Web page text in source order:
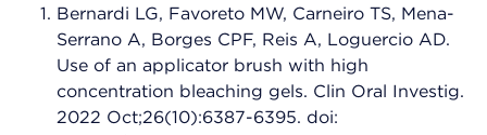
Bernardi LG, Favoreto MW, Carneiro TS, Mena-
Serrano A, Borges CPF, Reis A, Loguercio AD.
Use of an applicator brush with high
concentration bleaching gels. Clin Oral Investig.
2022 Oct;26(10):6387-6395. doi: